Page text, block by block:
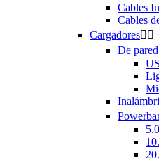
Cables
Cables
Cargadores 
De pared